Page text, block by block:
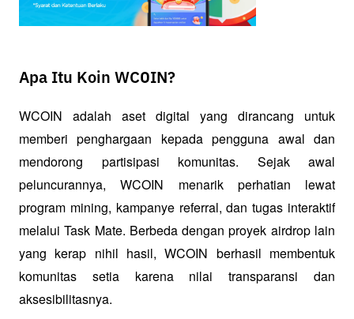
Apa Itu Koin WCOIN?
WCOIN adalah aset digital yang dirancang untuk
memberi penghargaan kepada pengguna awal dan
mendorong partisipasi komunitas. Sejak awal
peluncurannya, WCOIN menarik perhatian lewat
program mining, kampanye referral, dan tugas interaktif
melalui Task Mate. Berbeda dengan proyek airdrop lain
yang kerap nihil hasil, WCOIN berhasil membentuk
komunitas setia karena nilai transparansi dan
aksesibilitasnya.